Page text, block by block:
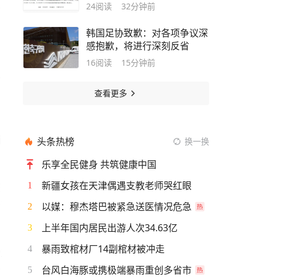
24阅读 32分钟前
韩国足协致歉：对各项争议深
感抱歉，将进行深刻反省
16阅读 15分钟前
查看更多
头条热榜 换一换
乐享全民健身 共筑健康中国
1 新疆女孩在天津偶遇支教老师哭红眼
2 以媒：穆杰塔巴被紧急送医情况危急
3 上半年国内居民出游人次34.63亿
4 暴雨致棺材厂14副棺材被冲走
5 台风白海豚或携极端暴雨重创多省市